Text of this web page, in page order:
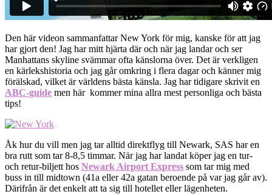
Den här videon sammanfattar New York för mig, kanske för att jag
har gjort den! Jag har mitt hjärta där och när jag landar och ser
Manhattans skyline svämmar ofta känslorna över. Det är verkligen
en kärlekshistoria och jag går omkring i flera dagar och känner mig
förälskad, vilket är världens bästa känsla. Jag har tidigare skrivit en
ABC-guide men här kommer mina allra mest personliga och bästa
tips!
Åk hur du vill men jag tar alltid direktflyg till Newark, SAS har en
bra rutt som tar 8-8,5 timmar. När jag har landat köper jag en tur-
och retur-biljett hos Newark Airport Express som tar mig med
buss in till midtown (41a eller 42a gatan beroende på var jag går av).
Därifrån är det enkelt att ta sig till hotellet eller lägenheten.